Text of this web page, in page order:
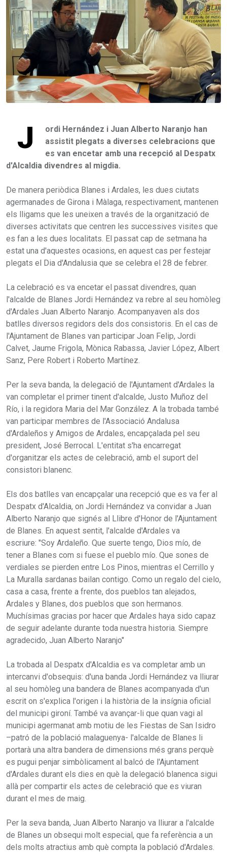
J
ordi Hernández i Juan Alberto Naranjo han
assistit plegats a diverses celebracions que
es van encetar amb una recepció al Despatx
d'Alcaldia divendres al migdia.
De manera periòdica Blanes i Ardales, les dues ciutats
agermanades de Girona i Màlaga, respectivament, mantenen
els lligams que les uneixen a través de la organització de
diverses activitats que centren les successives visites que
es fan a les dues localitats. El passat cap de setmana ha
estat una d'aquestes ocasions, en aquest cas per festejar
plegats el Dia d'Andalusia que se celebra el 28 de febrer.
La celebració es va encetar el passat divendres, quan
l'alcalde de Blanes Jordi Hernández va rebre al seu homòleg
d'Ardales Juan Alberto Naranjo. Acompanyaven als dos
batlles diversos regidors dels dos consistoris. En el cas de
l'Ajuntament de Blanes van participar Joan Felip, Jordi
Calvet, Jaume Frigola, Mònica Rabassa, Javier López, Albert
Sanz, Pere Robert i Roberto Martínez.
Per la seva banda, la delegació de l'Ajuntament d'Ardales la
van completar el primer tinent d'alcalde, Justo Muñoz del
Río, i la regidora Maria del Mar González. A la trobada també
van participar membres de l'Associació Andalusa
d'Ardaleños y Amigos de Ardales, encapçalada pel seu
president, José Berrocal. L'entitat s'ha encarregat
d'organitzar els actes de celebració, amb el suport del
consistori blanenc.
Els dos batlles van encapçalar una recepció que es va fer al
Despatx d'Alcaldia, on Jordi Hernández va convidar a Juan
Alberto Naranjo que signés al Llibre d'Honor de l'Ajuntament
de Blanes. En aquest sentit, l'alcalde d'Ardales va
escriure: "Soy Ardaleño. Que suerte tengo, Dios mío, de
tener a Blanes com si fuese el pueblo mío. Que sones de
verdiales se pierden entre Los Pinos, mientras el Cerrillo y
La Muralla sardanas bailan contigo. Como un regalo del cielo,
casa a casa, frente a frente, dos pueblos tan alejados,
Ardales y Blanes, dos pueblos que son hermanos.
Muchísimas gracias por hacer que Ardales haya sido capaz
de seguir adelante durante toda nuestra historia. Siempre
agradecido, Juan Alberto Naranjo"
La trobada al Despatx d'Alcaldia es va completar amb un
intercanvi d'obsequis: d'una banda Jordi Hernández va lliurar
al seu homòleg una bandera de Blanes acompanyada d'un
escrit on s'explica l'origen i la història de la insígnia oficial
del municipi gironí. També va avançar-li que quan vagi al
municipi agermanat amb motiu de les Fiestas de San Isidro
–patró de la població malaguenya- l'alcalde de Blanes li
portarà una altra bandera de dimensions més grans perquè
es pugui penjar simbòlicament al balcó de l'Ajuntament
d'Ardales durant els dies en què la delegació blanenca sigui
allà per compartir els actes de celebració que es viuran
durant el mes de maig.
Per la seva banda, Juan Alberto Naranjo va lliurar a l'alcalde
de Blanes un obsequi molt especial, que fa referència a un
dels molts atractius amb què compta la població d'Ardales.